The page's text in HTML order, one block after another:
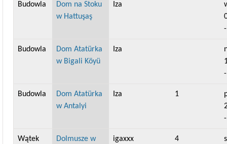
Budowla
Dom na Stoku
w Hattuşaş
Iza
Budowla
Dom Atatürka
w Bigali Köyü
Iza
Budowla
Dom Atatürka
w Antalyi
Iza 1
Wątek
Dolmusze w
igaxxx 4